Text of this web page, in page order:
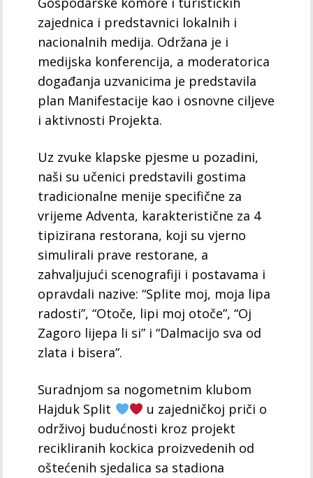
zajednica i predstavnici lokalnih i
nacionalnih medija. Održana je i
medijska konferencija, a moderatorica
događanja uzvanicima je predstavila
plan Manifestacije kao i osnovne ciljeve
i aktivnosti Projekta.
Uz zvuke klapske pjesme u pozadini,
naši su učenici predstavili gostima
tradicionalne menije specifične za
vrijeme Adventa, karakteristične za 4
tipizirana restorana, koji su vjerno
simulirali prave restorane, a
zahvaljujući scenografiji i postavama i
opravdali nazive: “Splite moj, moja lipa
radosti”, “Otoče, lipi moj otoče”, “Oj
Zagoro lijepa li si” i “Dalmacijo sva od
zlata i bisera”.
Suradnjom sa nogometnim klubom
Hajduk Split
u zajedničkoj priči o
održivoj budućnosti kroz projekt
recikliranih kockica proizvedenih od
oštećenih sjedalica sa stadiona